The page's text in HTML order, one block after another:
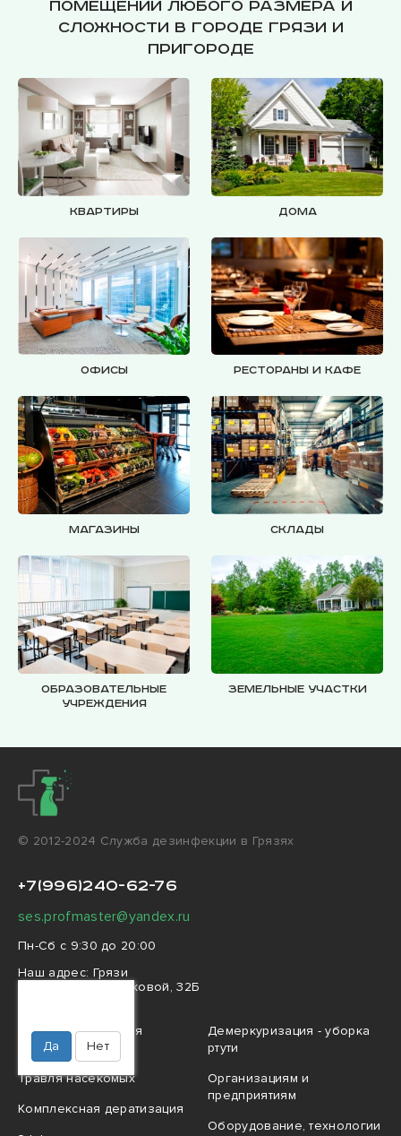
помещений любого размера и
сложности в городе Грязи и
пригороде
Квартиры Дома
Офисы Рестораны и кафе
Магазины Склады
Образовательные
учреждения
Земельные участки
© 2012-2024 Cлужба дезинфекции в Грязях
+7(996)240-62-76
ses.profmaster@yandex.ru
Пн-Сб с 9:30 до 20:00
Наш адрес: Грязи
Да Нет
улица Марины Расковой, 32Б
Профессиональная
дезинфекция
Травля насекомых
Комплексная дератизация
Демеркуризация - уборка
ртути
Организациям и
предприятиям
Оборудование, технологии